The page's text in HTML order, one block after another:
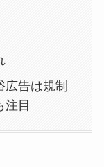
広告は規制
目